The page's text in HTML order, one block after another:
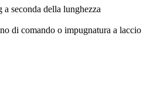
seconda della lunghezza
di comando o impugnatura a laccio